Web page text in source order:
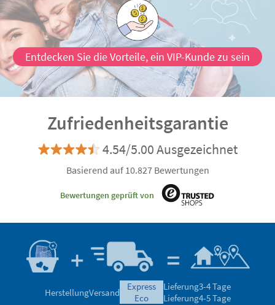
Entdecken Sie die Vorteile, ein VIP-Kunde zu sein
Zufriedenheitsgarantie
4.54/5.00 Ausgezeichnet
Basierend auf 10.827 Bewertungen
Bewertungen geprüft von
HerstellungVersand
express
eco
Lieferung3-4 Tage
Lieferung4-5 Tage